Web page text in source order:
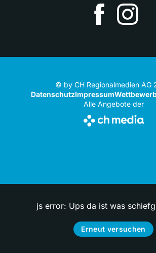
© by CH Regionalmedien AG
DatenschutzImpressum
Alle Angebote der
js error: Ups da ist was
Erneut versuchen